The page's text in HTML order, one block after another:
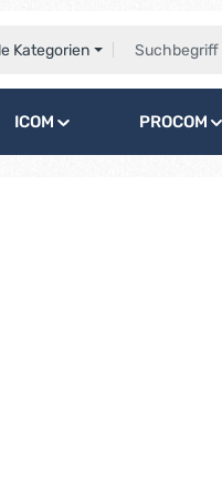
Kategorien
ICOM PROCOM